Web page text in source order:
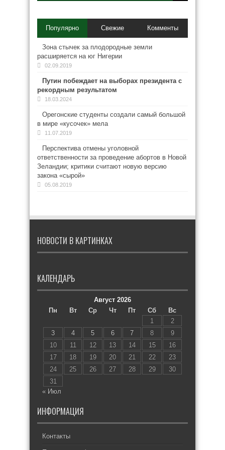
Популярно Свежие Комменты
Зона стычек за плодородные земли
расширяется на юг Нигерии
02.09.2019
Путин побеждает на выборах президента с
рекордным результатом
18.03.2024
Орегонские студенты создали самый большой
в мире «кусочек» мела
11.07.2019
Перспектива отмены уголовной
ответственности за проведение абортов в Новой
Зеландии; критики считают новую версию
закона «сырой»
05.08.2019
НОВОСТИ В КАРТИНКАХ
КАЛЕНДАРЬ
Август 2026
Пн
Вт Ср Чт Пт Сб
Вс
1
2
3
4 5 6 7 8
9
10
11 12 13 14 15
16
17
18 19 20 21 22
23
24
25 26 27 28 29
30
31
« Июл
ИНФОРМАЦИЯ
Контакты